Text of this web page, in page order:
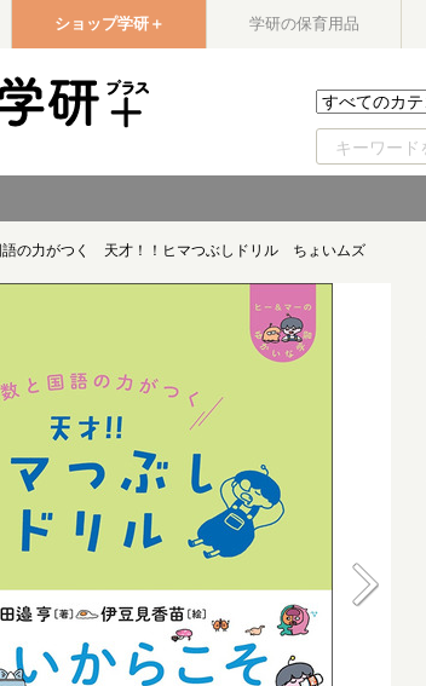
ショップ学研＋ 学研の保育用品
語の力がつく 天才！！ヒマつぶしドリル ちょいムズ